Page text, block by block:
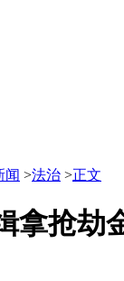
闻 >法治 >正文
拿抢劫